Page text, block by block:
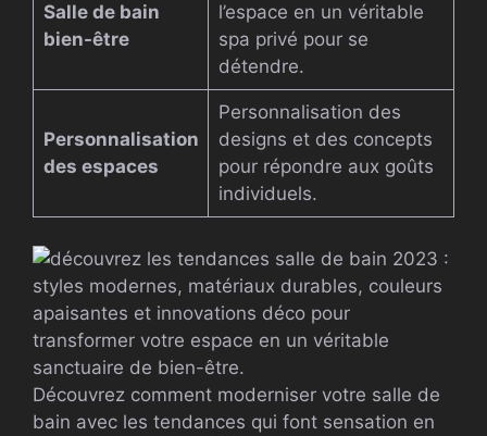
Salle de bain
bien-être
l’espace en un véritable
spa privé pour se
détendre.
Personnalisation
des espaces
Personnalisation des
designs et des concepts
pour répondre aux goûts
individuels.
Découvrez comment moderniser votre salle de
bain avec les tendances qui font sensation en